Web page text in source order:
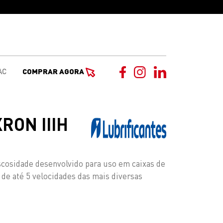
COMPRAR AGORA
IIIH
desenvolvido para uso em caixas de
até 5 velocidades das mais diversas